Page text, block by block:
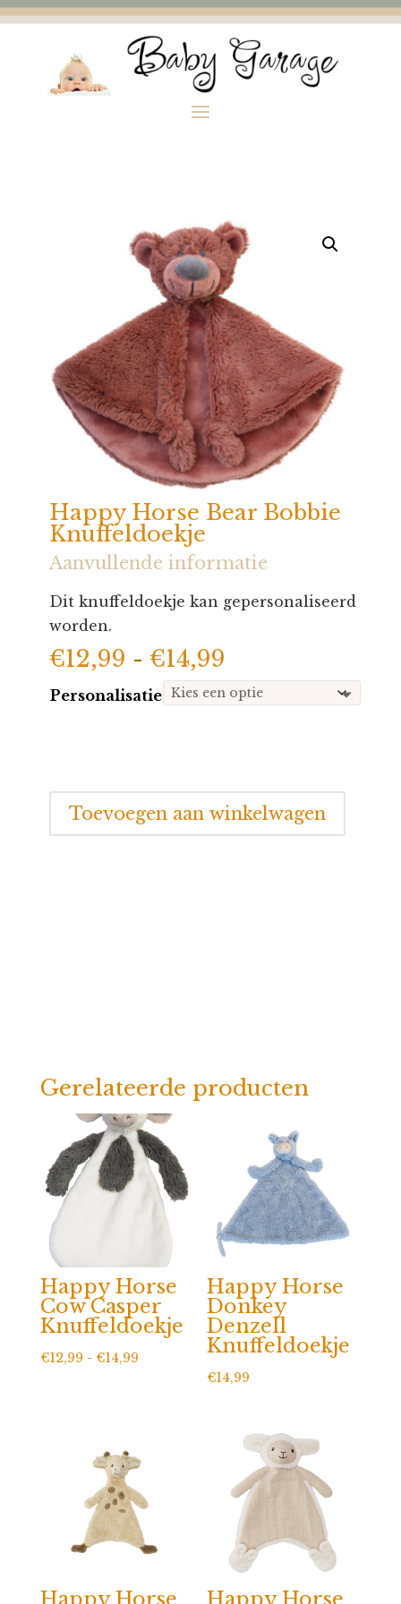
Happy Horse Bear Bobbie
Knuffeldoekje
Aanvullende informatie
Dit knuffeldoekje kan gepersonaliseerd
worden.
€12,99 - €14,99
€12,99
tot
Personalisatie
Happy
Horse
Bear
Toevoegen aan winkelwagen
Gerelateerde producten
Happy Horse
Cow Casper
Knuffeldoekje
€12,99 - €14,99Prijsklasse:
Happy Horse
Donkey
Denzell
Knuffeldoekje
€14,99